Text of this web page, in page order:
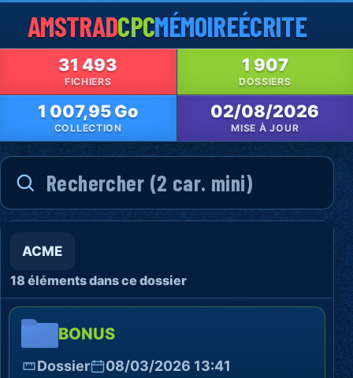
AMSTRADCPCMÉMOIREÉCRITE
31 493
FICHIERS
1 907
DOSSIERS
1 007,95 Go
COLLECTION
02/08/2026
MISE À JOUR
ACME
18 éléments dans ce dossier
BONUS
Dossier 08/03/2026 13:41